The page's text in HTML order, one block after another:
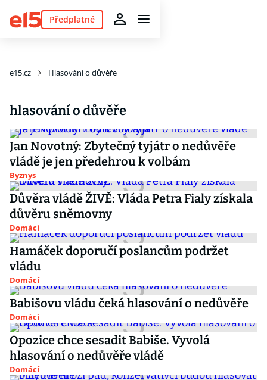
Předplatné
e15.cz Hlasování o důvěře
hlasování o důvěře
Jan Novotný: Zbytečný tyjátr o nedůvěře
vládě je jen předehrou k volbám
Byznys
Důvěra vládě ŽIVĚ: Vláda Petra Fialy získala
důvěru sněmovny
Domácí
Hamáček doporučí poslancům podržet
vládu
Domácí
Babišovu vládu čeká hlasování o nedůvěře
Domácí
Opozice chce sesadit Babiše. Vyvolá
hlasování o nedůvěře vládě
Domácí